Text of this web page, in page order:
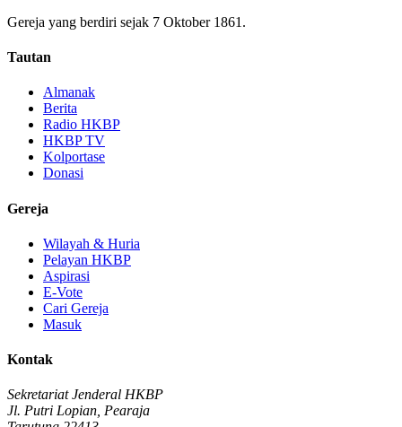
Gereja yang berdiri sejak 7 Oktober 1861.
Tautan
Almanak
Berita
Radio HKBP
HKBP TV
Kolportase
Donasi
Gereja
Wilayah & Huria
Pelayan HKBP
Aspirasi
E-Vote
Cari Gereja
Masuk
Kontak
Sekretariat Jenderal HKBP
Jl. Putri Lopian, Pearaja